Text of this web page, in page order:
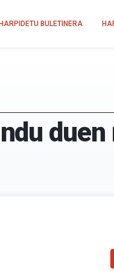
HARPIDETU BULETINERA
duen